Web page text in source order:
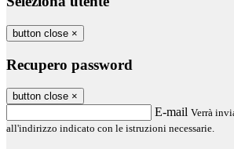
button close ×
Recupero password
button close ×
E-mail Verrà
all'indirizzo indicato con le istruzioni necessarie.